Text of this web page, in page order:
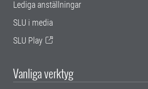
Lediga anställningar
SLU i media
SLU Play
Vanliga verktyg